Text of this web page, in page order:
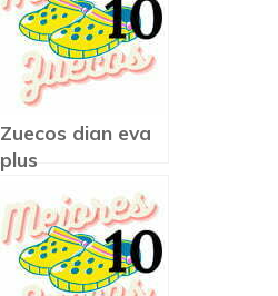
Zuecos dian eva
plus